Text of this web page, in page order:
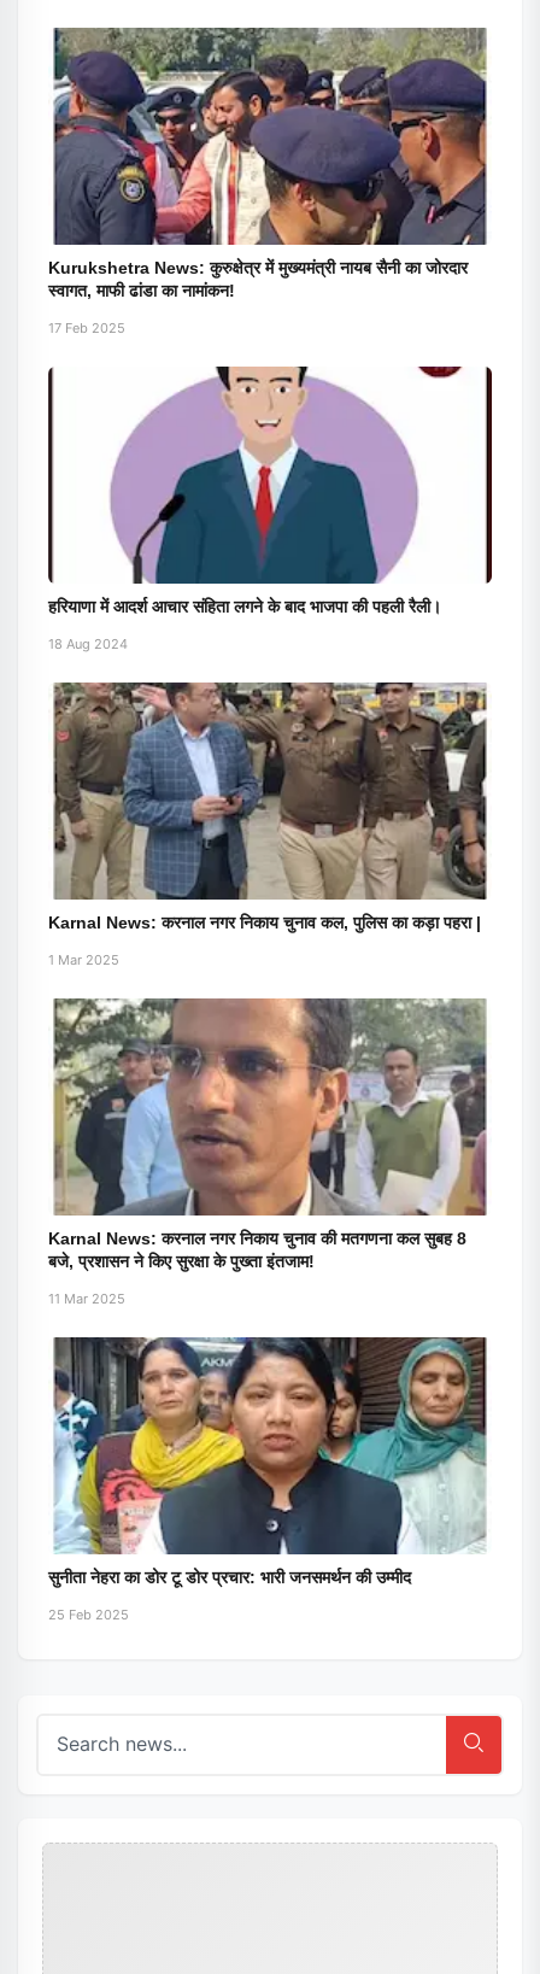
Kurukshetra News: कुरुक्षेत्र में मुख्यमंत्री नायब सैनी का जोरदार
स्वागत, माफी ढांडा का नामांकन!
17 Feb 2025
हरियाणा में आदर्श आचार संहिता लगने के बाद भाजपा की पहली रैली।
18 Aug 2024
Karnal News: करनाल नगर निकाय चुनाव कल, पुलिस का कड़ा पहरा |
1 Mar 2025
Karnal News: करनाल नगर निकाय चुनाव की मतगणना कल सुबह 8
बजे, प्रशासन ने किए सुरक्षा के पुख्ता इंतजाम!
11 Mar 2025
सुनीता नेहरा का डोर टू डोर प्रचार: भारी जनसमर्थन की उम्मीद
25 Feb 2025